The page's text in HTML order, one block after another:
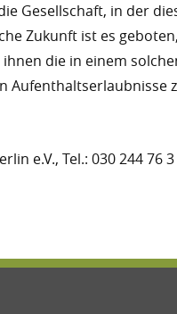
Gesellschaft, in der
Zukunft ist es
die in einem
Aufenthaltserlaubnisse
e.V., Tel.: 030 244 76